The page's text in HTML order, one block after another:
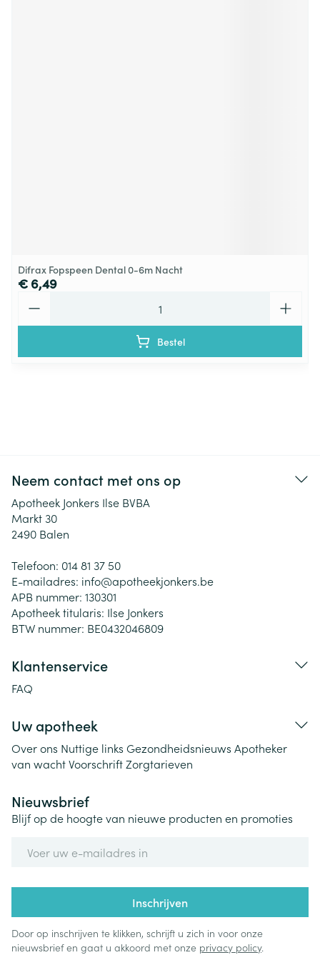
Difrax Fopspeen Dental 0-6m Nacht
€ 6,49
Bestel
Neem contact met ons op
Apotheek Jonkers Ilse BVBA
Markt 30
2490 Balen
Telefoon: 014 81 37 50
E-mailadres: info@apotheekjonkers.be
APB nummer: 130301
Apotheek titularis: Ilse Jonkers
BTW nummer: BE0432046809
Klantenservice
FAQ
Uw apotheek
Over ons Nuttige links Gezondheidsnieuws Apotheker
van wachtVoorschriftZorgtarieven
Nieuwsbrief
Blijf op de hoogte van nieuwe producten en promoties
Inschrijven
Door op inschrijven te klikken, schrijft u zich in voor onze
nieuwsbrief en gaat u akkoord met onze privacy policy.